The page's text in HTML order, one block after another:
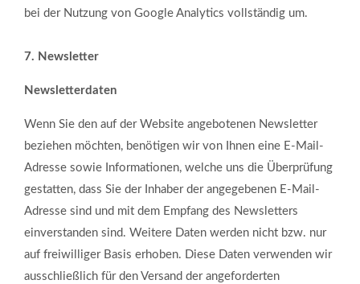
bei der Nutzung von Google Analytics vollständig um.
7. Newsletter
Newsletterdaten
Wenn Sie den auf der Website angebotenen Newsletter
beziehen möchten, benötigen wir von Ihnen eine E-Mail-
Adresse sowie Informationen, welche uns die Überprüfung
gestatten, dass Sie der Inhaber der angegebenen E-Mail-
Adresse sind und mit dem Empfang des Newsletters
einverstanden sind. Weitere Daten werden nicht bzw. nur
auf freiwilliger Basis erhoben. Diese Daten verwenden wir
ausschließlich für den Versand der angeforderten